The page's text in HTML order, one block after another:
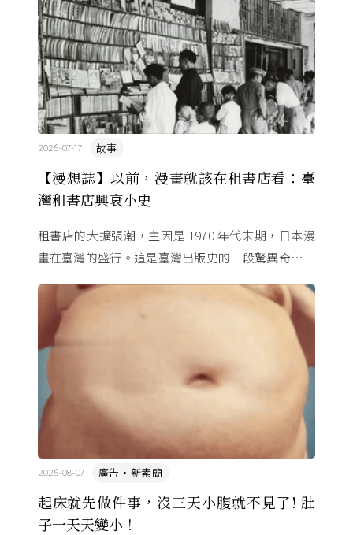
【漫想誌】以前，漫畫就該在租書店看：臺
灣租書店興衰小史
故事
2026-07-17
租書店的大擴張潮，主因是 1970 年代末期，日本漫
畫在臺灣的盛行。這是臺灣出版史的一段驚異奇航。
的協定保護 ...
起床就先做件事，沒三天小腹就不見了! 肚
子一天天變小！
廣告・新素簡
2026-08-07